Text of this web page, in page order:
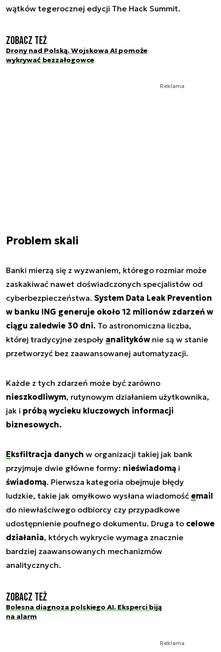
wątków tegerocznej edycji The Hack Summit.
Zobacz też
Drony nad Polską. Wojskowa AI pomoże
wykrywać bezzałogowce
Reklama
Problem skali
Banki mierzą się z wyzwaniem, którego rozmiar może
zaskakiwać nawet doświadczonych specjalistów od
cyberbezpieczeństwa. System Data Leak Prevention
w banku ING generuje około 12 milionów zdarzeń w
ciągu zaledwie 30 dni. To astronomiczna liczba,
której tradycyjne zespoły analityków nie są w stanie
przetworzyć bez zaawansowanej automatyzacji.
Każde z tych zdarzeń może być zarówno
nieszkodliwym, rutynowym działaniem użytkownika,
jak i próbą wycieku kluczowych informacji
biznesowych.
Eksfiltracja danych w organizacji takiej jak bank
przyjmuje dwie główne formy: nieświadomą i
świadomą. Pierwsza kategoria obejmuje błędy
ludzkie, takie jak omyłkowo wysłana wiadomość email
do niewłaściwego odbiorcy czy przypadkowe
udostępnienie poufnego dokumentu. Druga to celowe
działania, których wykrycie wymaga znacznie
bardziej zaawansowanych mechanizmów
analitycznych.
Zobacz też
Bolesna diagnoza polskiego AI. Eksperci biją
na alarm
Reklama